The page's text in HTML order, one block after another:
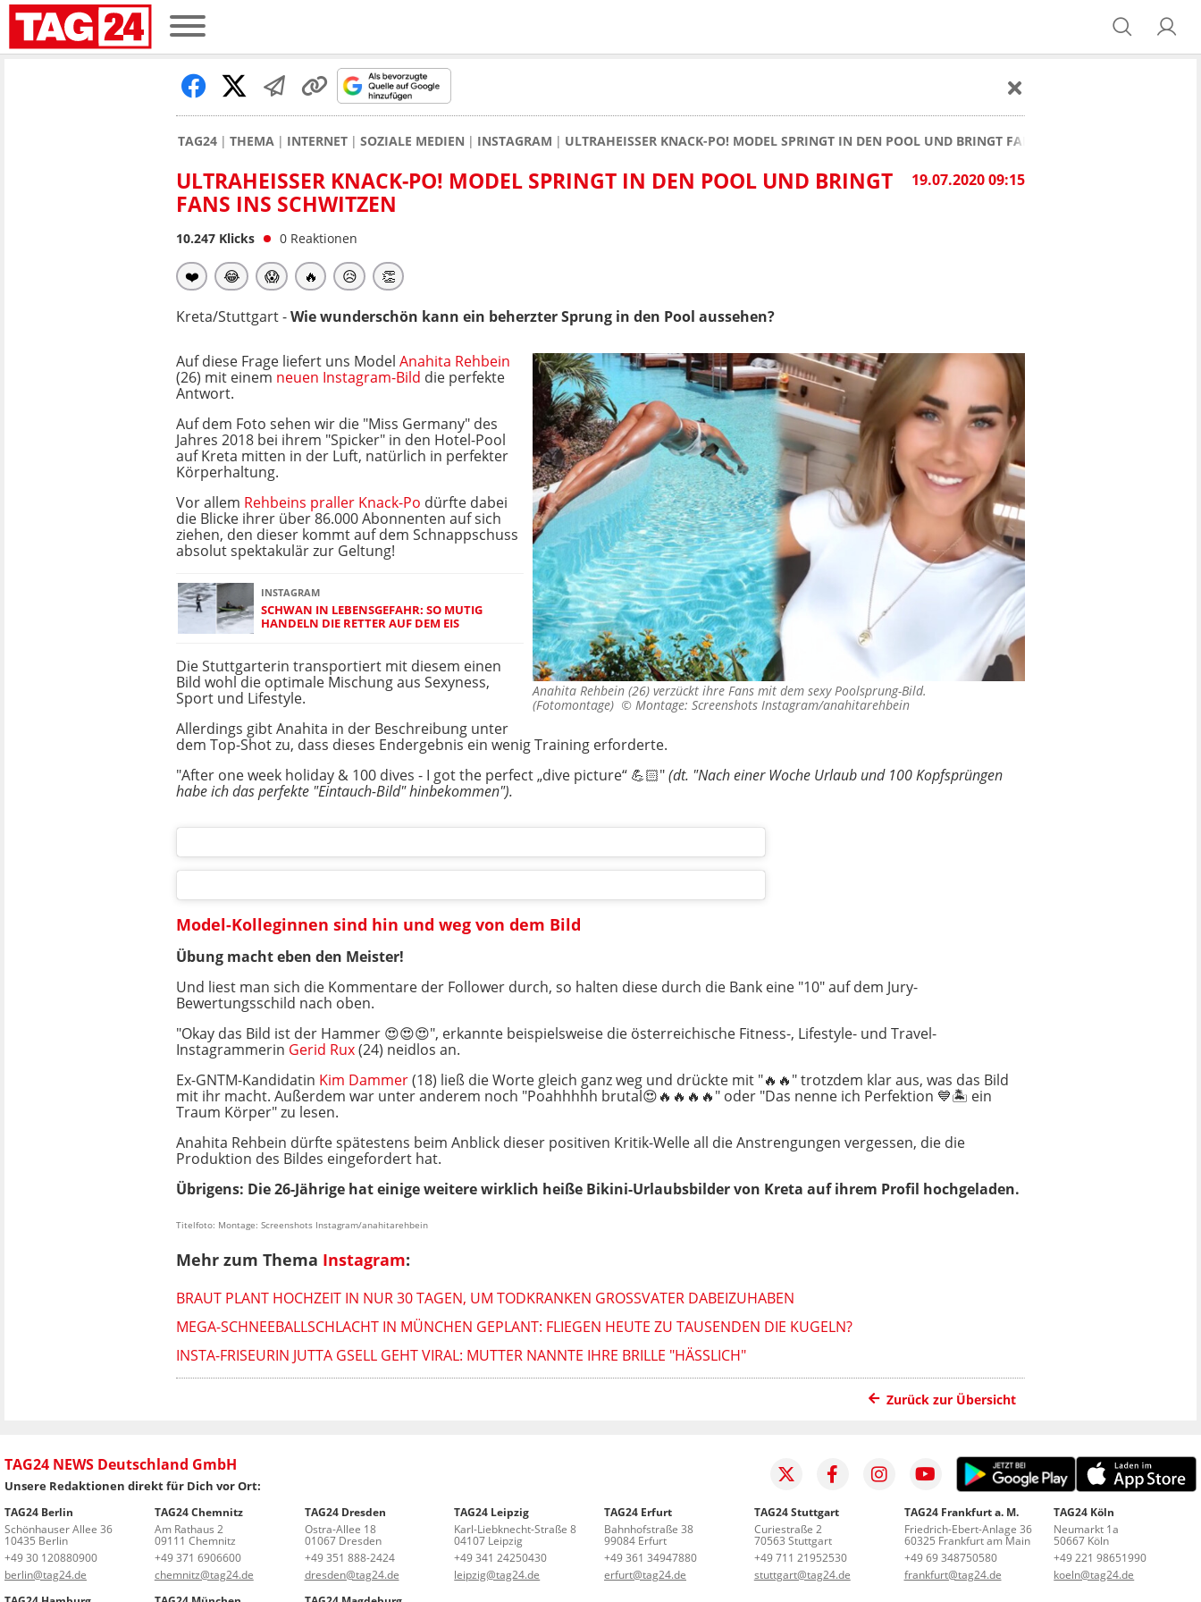
TAG24 THEMA INTERNET SOZIALE MEDIEN INSTAGRAM ULTRAHEISSER KNACK-PO! MODEL SPRINGT IN DEN POOL UND BRINGT FANS INS SCHWITZEN
19.07.2020 09:15
ULTRAHEISSER KNACK-PO! MODEL SPRINGT IN DEN POOL UND BRINGT F
ANS INS SCHWITZEN
10.247 Klicks 0 Reaktionen
❤️ 😂 😱 🔥 😥 👏
Kreta/Stuttgart -Wie wunderschön kann ein beherzter Sprung in den Pool aussehen?
Anahita Rehbein (26) verzückt ihre Fans mit dem sexy Poolsprung-Bild.
(Fotomontage) © Montage: Screenshots Instagram/anahitarehbein
Auf diese Frage liefert uns Model Anahita Rehbein
(26) mit einem neuen Instagram-Bild die perfekte
Antwort.
Auf dem Foto sehen wir die "Miss Germany" des
Jahres 2018 bei ihrem "Spicker" in den Hotel-Pool
auf Kreta mitten in der Luft, natürlich in perfekter
Körperhaltung.
Vor allem Rehbeins praller Knack-Po dürfte dabei
die Blicke ihrer über 86.000 Abonnenten auf sich
ziehen, den dieser kommt auf dem Schnappschuss
absolut spektakulär zur Geltung!
INSTAGRAM
SCHWAN IN LEBENSGEFAHR: SO MUTIG
HANDELN DIE RETTER AUF DEM EIS
Die Stuttgarterin transportiert mit diesem einen
Bild wohl die optimale Mischung aus Sexyness,
Sport und Lifestyle.
Allerdings gibt Anahita in der Beschreibung unter
dem Top-Shot zu, dass dieses Endergebnis ein wenig Training erforderte.
"After one week holiday & 100 dives - I got the perfect „dive picture“ 💪🏻"(dt. "Nach einer Woche Urlaub und 100 Kopfsprüngen
habe ich das perfekte "Eintauch-Bild" hinbekommen").
Model-Kolleginnen sind hin und weg von dem Bild
Übung macht eben den Meister!
Und liest man sich die Kommentare der Follower durch, so halten diese durch die Bank eine "10" auf dem Jury-
Bewertungsschild nach oben.
"Okay das Bild ist der Hammer 😍😍😍", erkannte beispielsweise die österreichische Fitness-, Lifestyle- und Travel-
Instagrammerin Gerid Rux(24) neidlos an.
Ex-GNTM-Kandidatin Kim Dammer(18) ließ die Worte gleich ganz weg und drückte mit "🔥🔥" trotzdem klar aus, was das Bild
mit ihr macht. Außerdem war unter anderem noch "Poahhhhh brutal😍🔥🔥🔥🔥" oder "Das nenne ich Perfektion 💙🏝 ein
Traum Körper" zu lesen.
Anahita Rehbein dürfte spätestens beim Anblick dieser positiven Kritik-Welle all die Anstrengungen vergessen, die die
Produktion des Bildes eingefordert hat.
Übrigens: Die 26-Jährige hat einige weitere wirklich heiße Bikini-Urlaubsbilder von Kreta auf ihrem Profil hochgeladen.
Titelfoto: Montage: Screenshots Instagram/anahitarehbein
Mehr zum Thema Instagram:
BRAUT PLANT HOCHZEIT IN NUR 30 TAGEN, UM TODKRANKEN GROSSVATER DABEIZUHABEN
MEGA-SCHNEEBALLSCHLACHT IN MÜNCHEN GEPLANT: FLIEGEN HEUTE ZU TAUSENDEN DIE KUGELN?
INSTA-FRISEURIN JUTTA GSELL GEHT VIRAL: MUTTER NANNTE IHRE BRILLE "HÄSSLICH"
Zurück zur Übersicht
TAG24 NEWS Deutschland GmbH
Unsere Redaktionen direkt für Dich vor Ort:
TAG24 Berlin
Schönhauser Allee 36
10435 Berlin
+49 30 120880900
berlin@tag24.de
TAG24 Chemnitz
Am Rathaus 2
09111 Chemnitz
+49 371 6906600
chemnitz@tag24.de
TAG24 Dresden
Ostra-Allee 18
01067 Dresden
+49 351 888-2424
dresden@tag24.de
TAG24 Leipzig
Karl-Liebknecht-Straße 8
04107 Leipzig
+49 341 24250430
leipzig@tag24.de
TAG24 Erfurt
Bahnhofstraße 38
99084 Erfurt
+49 361 34947880
erfurt@tag24.de
TAG24 Stuttgart
Curiestraße 2
70563 Stuttgart
+49 711 21952530
stuttgart@tag24.de
TAG24 Frankfurt a. M.
Friedrich-Ebert-Anlage 36
60325 Frankfurt am Main
+49 69 348750580
frankfurt@tag24.de
TAG24 Köln
Neumarkt 1a
50667 Köln
+49 221 98651990
koeln@tag24.de